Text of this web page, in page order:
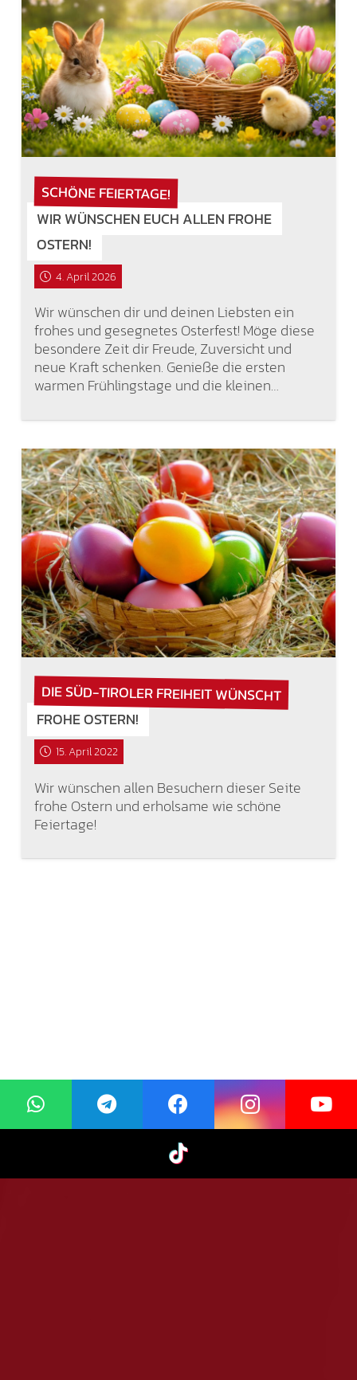
SCHÖNE FEIERTAGE!
WIR WÜNSCHEN EUCH ALLEN FROHE
OSTERN!
4. April 2026
Wir wünschen dir und deinen Liebsten ein
frohes und gesegnetes Osterfest! Möge diese
besondere Zeit dir Freude, Zuversicht und
neue Kraft schenken. Genieße die ersten
warmen Frühlingstage und die kleinen…
DIE SÜD-TIROLER FREIHEIT WÜNSCHT
FROHE OSTERN!
15. April 2022
Wir wünschen allen Besuchern dieser Seite
frohe Ostern und erholsame wie schöne
Feiertage!